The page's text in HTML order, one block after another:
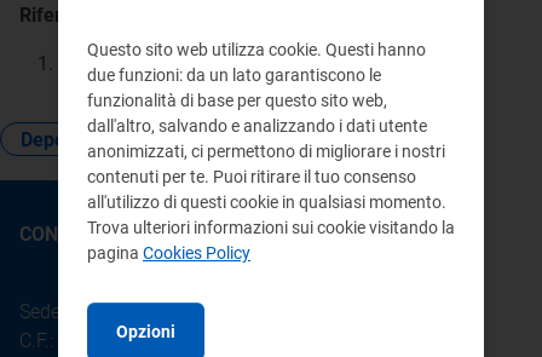
Riferimenti:
Atto 555/2017/R/comAllegato A - Articolo 9
Deposito cauzionale placet
CONTATTI
Sede legale: Piazza Cavour 5 - 20121 - Milano
C.F.: 97190020152
Questo sito web utilizza cookie. Questi hanno
due funzioni: da un lato garantiscono le
funzionalità di base per questo sito web,
dall'altro, salvando e analizzando i dati utente
anonimizzati, ci permettono di migliorare i nostri
contenuti per te. Puoi ritirare il tuo consenso
all'utilizzo di questi cookie in qualsiasi momento.
Trova ulteriori informazioni sui cookie visitando la
pagina Cookies Policy
Opzioni